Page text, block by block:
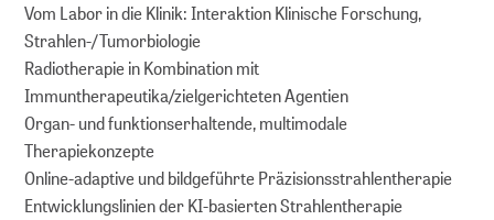
Vom Labor in die Klinik: Interaktion Klinische Forschung,
Strahlen-/Tumorbiologie
Radiotherapie in Kombination mit
Immuntherapeutika/zielgerichteten Agentien
Organ- und funktionserhaltende, multimodale
Therapiekonzepte
Online-adaptive und bildgeführte Präzisionsstrahlentherapie
Entwicklungslinien der KI-basierten Strahlentherapie